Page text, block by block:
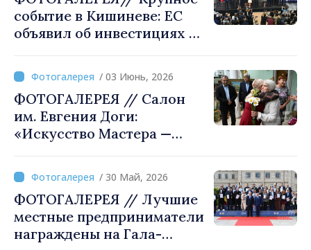
событие в Кишиневе: ЕС
объявил об инвестициях в 1
Молдова
/ 03 Июнь, 2026
ФОТОГАЛЕРЕЯ // Салон
им. Евгения Доги:
«Искусство Мастера —
/ 30 Май, 2026
ФОТОГАЛЕРЕЯ // Лучшие
местные предприниматели
награждены на Гала-